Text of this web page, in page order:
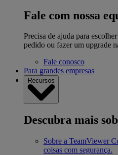
Fale com nossa
Precisa de ajuda para
pedido ou fazer um upgrade
Fale conosco
Para grandes empresas
Recursos
Descubra mais
Sobre a TeamViewer
coisas com segurança.